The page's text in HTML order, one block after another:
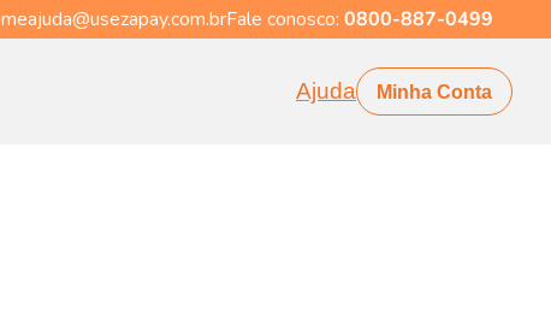
meajuda@usezapay.com.brFale conosco: 0800-887-0499
Ajuda Minha Conta